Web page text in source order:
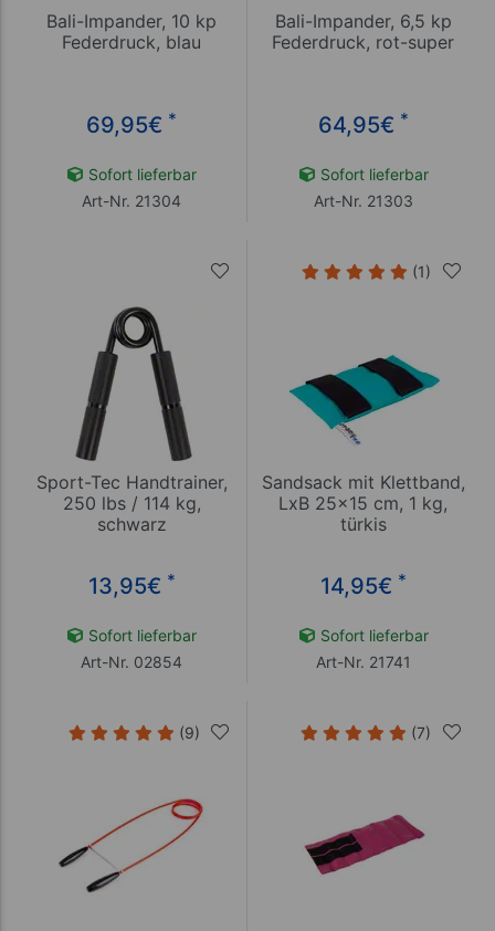
Bali-Impander, 10 kp
Federdruck, blau
69,95€ *
Sofort lieferbar
Art-Nr. 21304
Bali-Impander, 6,5 kp
Federdruck, rot-super
64,95€ *
Sofort lieferbar
Art-Nr. 21303
Sport-Tec Handtrainer,
250 lbs / 114 kg,
schwarz
13,95€ *
Sofort lieferbar
Art-Nr. 02854
(1)
Sandsack mit Klettband,
LxB 25x15 cm, 1 kg,
türkis
14,95€ *
Sofort lieferbar
Art-Nr. 21741
(9) (7)